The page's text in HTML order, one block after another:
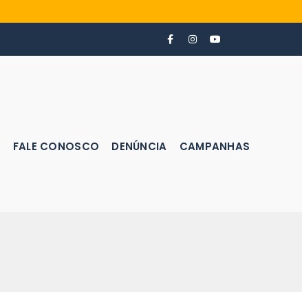
FALE CONOSCO DENÚNCIA
CAMPANHAS